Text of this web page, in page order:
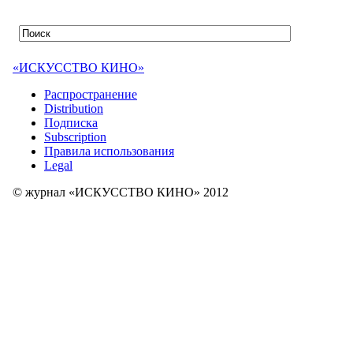
«ИСКУССТВО КИНО»
Распространение
Distribution
Подписка
Subscription
Правила использования
Legal
© журнал «ИСКУССТВО КИНО» 2012